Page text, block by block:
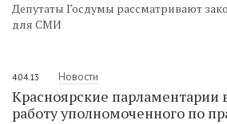
Депутаты Госдумы рассматривают
для СМИ
4.04.13 Новости
Красноярские парламентарии
работу уполномоченного по